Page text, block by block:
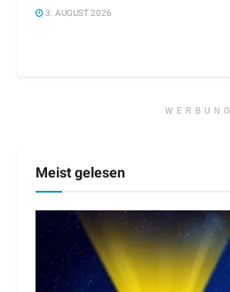
3. AUGUST 2026
WERBUNG
Meist gelesen